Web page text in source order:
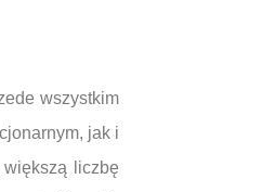
wszystkim
jak i
liczbę